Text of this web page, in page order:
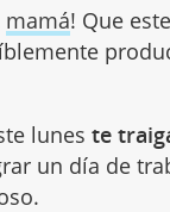
mamá! Que
lunes te
un día de